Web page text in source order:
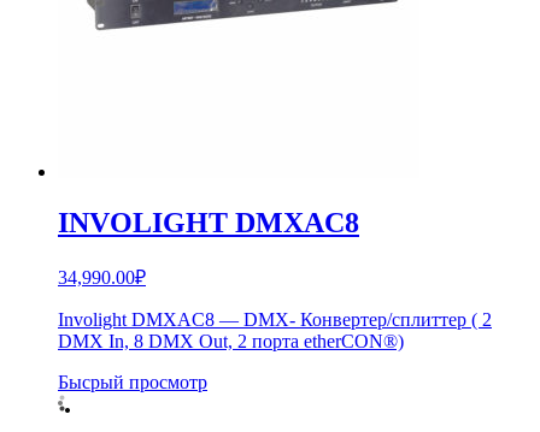
INVOLIGHT DMXAC8
34,990.00₽
Involight DMXAC8 — DMX- Конвертер/сплиттер ( 2
DMX In, 8 DMX Out, 2 порта etherCON®)
Бысрый просмотр